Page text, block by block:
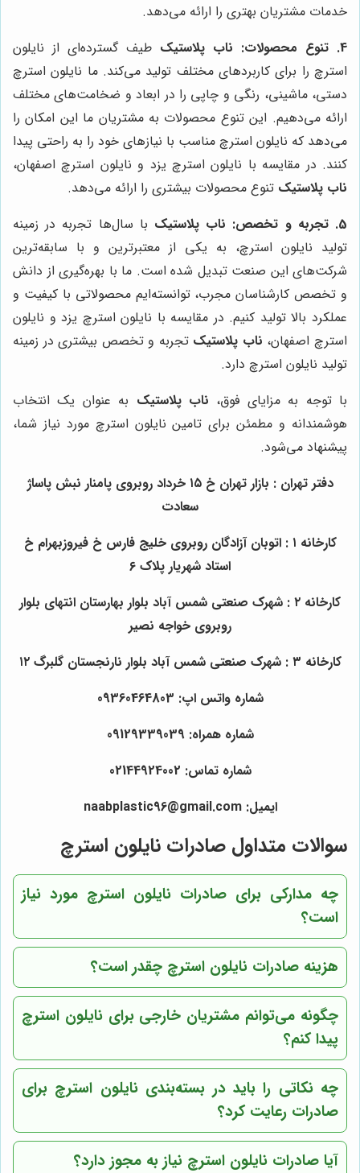
خدمات مشتریان بهتری را ارائه می‌دهد.
4. تنوع محصولات:
ناب پلاستیک طیف گسترده‌ای از نایلون
استرچ را برای کاربردهای مختلف تولید می‌کند. ما نایلون استرچ
دستی، ماشینی، رنگی و چاپی را در ابعاد و ضخامت‌های مختلف
ارائه می‌دهیم. این تنوع محصولات به مشتریان ما این امکان را
می‌دهد که نایلون استرچ مناسب با نیازهای خود را به راحتی پیدا
کنند. در مقایسه با نایلون استرچ یزد و نایلون استرچ اصفهان،
ناب پلاستیک تنوع محصولات بیشتری را ارائه می‌دهد.
5. تجربه و تخصص:
ناب پلاستیک با سال‌ها تجربه در زمینه
تولید نایلون استرچ، به یکی از معتبرترین و با سابقه‌ترین
شرکت‌های این صنعت تبدیل شده است. ما با بهره‌گیری از دانش
و تخصص کارشناسان مجرب، توانسته‌ایم محصولاتی با کیفیت و
عملکرد بالا تولید کنیم. در مقایسه با نایلون استرچ یزد و نایلون
استرچ اصفهان، ناب پلاستیک تجربه و تخصص بیشتری در زمینه
تولید نایلون استرچ دارد.
با توجه به مزایای فوق، ناب پلاستیک به عنوان یک انتخاب
هوشمندانه و مطمئن برای تامین نایلون استرچ مورد نیاز شما،
پیشنهاد می‌شود.
دفتر تهران : بازار تهران خ ۱۵ خرداد روبروی پامنار نبش پاساژ
سعادت
کارخانه ۱ : اتوبان آزادگان روبروی خلیج فارس خ فیروزبهرام خ
استاد شهریار پلاک ۶
کارخانه ۲ : شهرک صنعتی شمس آباد بلوار بهارستان انتهای بلوار
روبروی خواجه نصیر
کارخانه ۳ : شهرک صنعتی شمس آباد بلوار نارنجستان گلبرگ ۱۲
شماره واتس اپ: 09360464803
شماره همراه: 09129339039
شماره تماس: 02144924002
ایمیل: naabplastic96@gmail.com
سوالات متداول صادرات نایلون استرچ
چه مدارکی برای صادرات نایلون استرچ مورد نیاز
است؟
هزینه صادرات نایلون استرچ چقدر است؟
چگونه می‌توانم مشتریان خارجی برای نایلون استرچ
پیدا کنم؟
چه نکاتی را باید در بسته‌بندی نایلون استرچ برای
صادرات رعایت کرد؟
آیا صادرات نایلون استرچ نیاز به مجوز دارد؟